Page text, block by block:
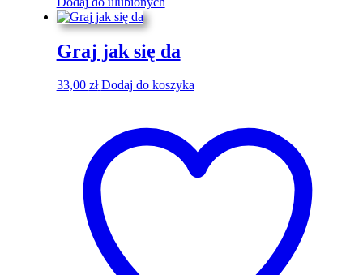
Graj jak się da
33,00 zł Dodaj do koszyka